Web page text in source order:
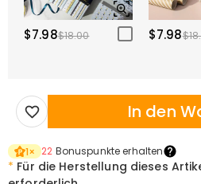
$7.98$18.00 $7.98
In den
1× 22 Bonuspunkte erhalten
* Für die Herstellung dieses